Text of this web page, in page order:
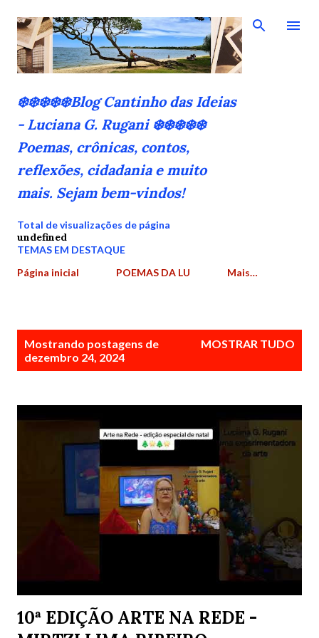
Pular para o conteúdo principal
❄️❄️❄️❄️❄️Blog Cantinho das Ideias
- Luciana G. Rugani ❄️❄️❄️❄️❄️
Poemas, crônicas, contos,
reflexões, cidadania e muito
mais. Sejam bem-vindos!
Total de visualizações de página
undefned
TEMAS EM DESTAQUE
Página inicial
POEMAS DA LU Mais…
Mostrando postagens de
dezembro 24, 2024
MOSTRAR TUDO
10ª EDIÇÃO ARTE NA REDE -